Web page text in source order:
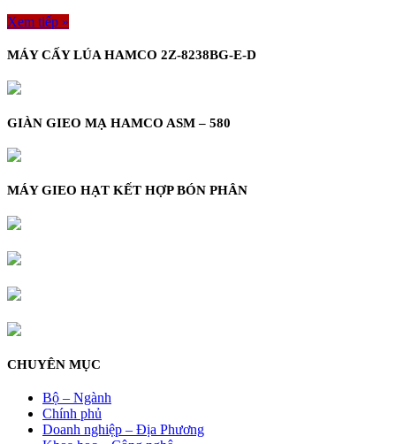
Xem tiếp »
MÁY CẤY LÚA HAMCO 2Z-8238BG-E-D
GIÀN GIEO MẠ HAMCO ASM – 580
MÁY GIEO HẠT KẾT HỢP BÓN PHÂN
CHUYÊN MỤC
Bộ – Ngành
Chính phủ
Doanh nghiệp – Địa Phương